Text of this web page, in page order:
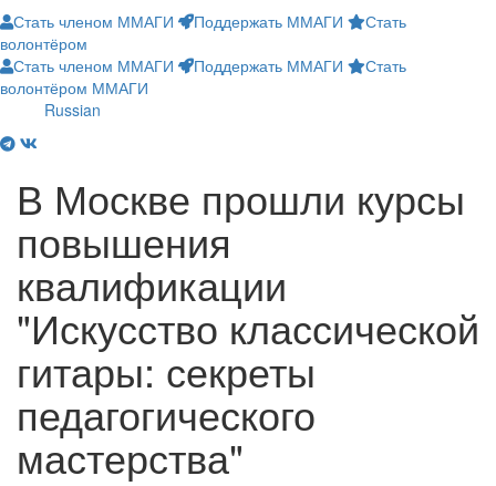
Стать членом ММАГИ
Поддержать ММАГИ
Стать
волонтёром
Стать членом ММАГИ
Поддержать ММАГИ
Стать
волонтёром ММАГИ
Russian
В Москве прошли курсы
повышения
квалификации
"Искусство классической
гитары: секреты
педагогического
мастерства"